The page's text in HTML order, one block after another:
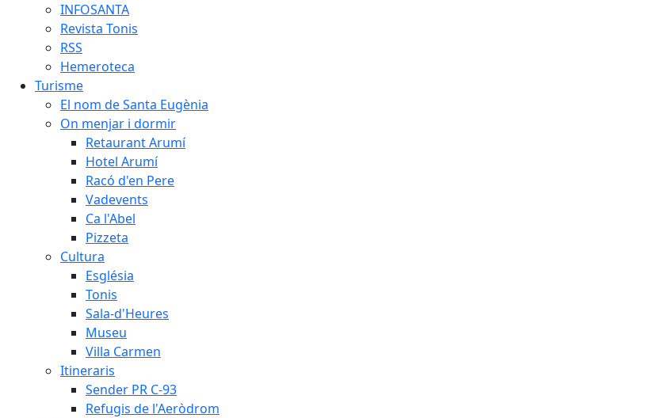
INFOSANTA
Revista Tonis
RSS
Hemeroteca
Turisme
El nom de Santa Eugènia
On menjar i dormir
Retaurant Arumí
Hotel Arumí
Racó d'en Pere
Vadevents
Ca l'Abel
Pizzeta
Cultura
Església
Tonis
Sala-d'Heures
Museu
Villa Carmen
Itineraris
Sender PR C-93
Refugis de l'Aeròdrom